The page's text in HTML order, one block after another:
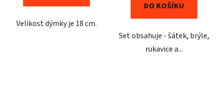
Velikost dýmky je 18 cm.
DO KOŠÍKU
Set obsahuje - šátek, brýle,
rukavice a...